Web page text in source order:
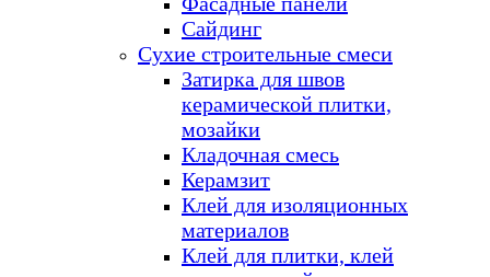
Сайдинг
Сухие строительные смеси
Затирка для швов
керамической плитки,
мозайки
Кладочная смесь
Керамзит
Клей для изоляционных
материалов
Клей для плитки, клей